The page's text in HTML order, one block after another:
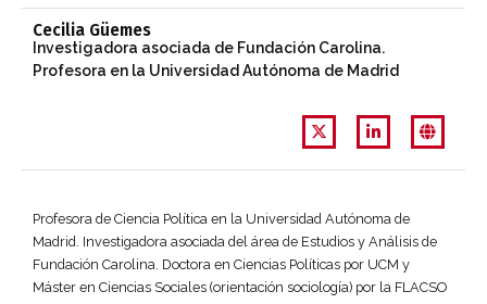
Cecilia Güemes
Investigadora asociada de Fundación Carolina.
Profesora en la Universidad Autónoma de Madrid
Profesora de Ciencia Política en la Universidad Autónoma de
Madrid. Investigadora asociada del área de Estudios y Análisis de
Fundación Carolina. Doctora en Ciencias Políticas por UCM y
Máster en Ciencias Sociales (orientación sociología) por la FLACSO